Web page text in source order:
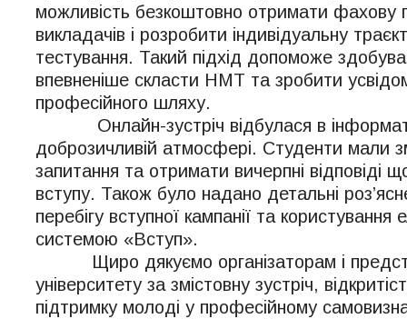
можливість безкоштовно отримати фахову
викладачів і розробити індивідуальну
тестування. Такий підхід допоможе
впевненіше скласти НМТ та зробити
професійного шляху.
Онлайн-зустріч відбулася в
доброзичливій атмосфері. Студенти мали
запитання та отримати вичерпні відповіді
вступу. Також було надано детальні
перебігу вступної кампанії та користування
системою «Вступ».
Щиро дякуємо організаторам і
університету за змістовну зустріч,
підтримку молоді у професійному